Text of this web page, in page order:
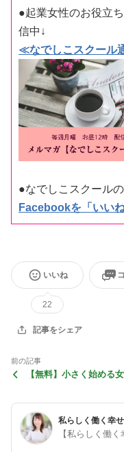
●起業女性のお役立
信中↓
≪なでしこスクール
●なでしこスクール
Facebookを「いいね
いいね
22
記事をシェア
前の記事
【無料】小さく始める
私らしく働く幸